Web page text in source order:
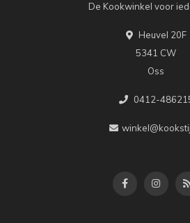
De Kookwinkel voor
Heuvel 20F
5341 CW
Oss
0412-